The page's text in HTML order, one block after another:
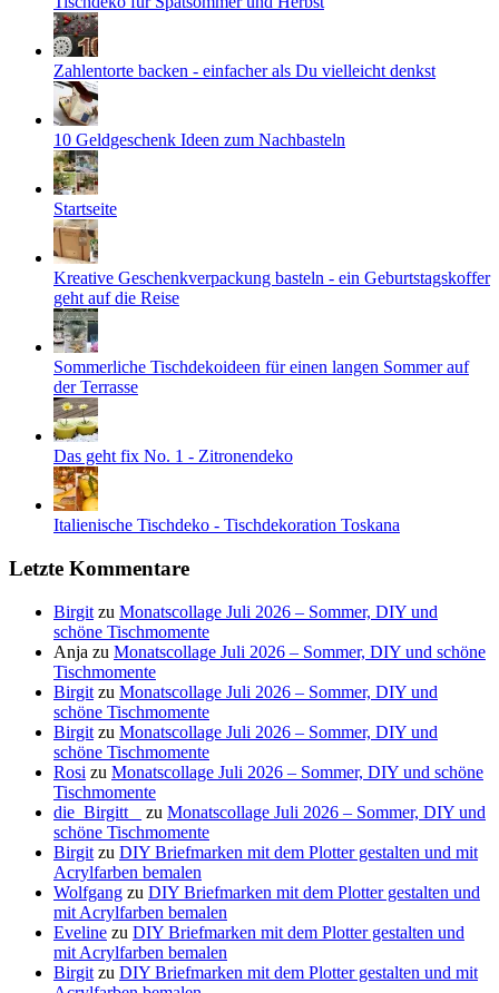
Zahlentorte backen - einfacher als Du vielleicht denkst
10 Geldgeschenk Ideen zum Nachbasteln
Startseite
Kreative Geschenkverpackung basteln - ein Geburtstagskoffer
geht auf die Reise
Sommerliche Tischdekoideen für einen langen Sommer auf
der Terrasse
Das geht fix No. 1 - Zitronendeko
Italienische Tischdeko - Tischdekoration Toskana
Letzte Kommentare
Birgit zu Monatscollage Juli 2026 – Sommer, DIY und
schöne Tischmomente
Anja zu Monatscollage Juli 2026 – Sommer, DIY und schöne
Tischmomente
Birgit zu Monatscollage Juli 2026 – Sommer, DIY und
schöne Tischmomente
Birgit zu Monatscollage Juli 2026 – Sommer, DIY und
schöne Tischmomente
Rosi zu Monatscollage Juli 2026 – Sommer, DIY und schöne
Tischmomente
die_Birgitt _
zu Monatscollage Juli 2026 – Sommer, DIY und
schöne Tischmomente
Birgit zu DIY Briefmarken mit dem Plotter gestalten und mit
Acrylfarben bemalen
Wolfgang zu DIY Briefmarken mit dem Plotter gestalten und
mit Acrylfarben bemalen
Eveline zu DIY Briefmarken mit dem Plotter gestalten und
mit Acrylfarben bemalen
Birgit zu DIY Briefmarken mit dem Plotter gestalten und mit